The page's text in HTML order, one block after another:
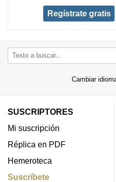
Regístrate gratis
Cambiar
SUSCRIPTORES
Mi suscripción
Réplica en PDF
Hemeroteca
Suscríbete